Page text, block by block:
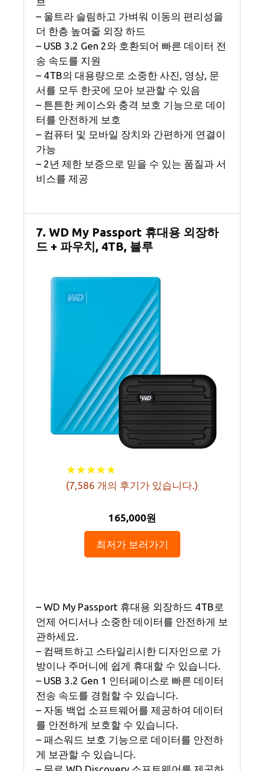
– 울트라 슬림하고 가벼워 이동의 편리성을
더 한층 높여줄 외장 하드
– USB 3.2 Gen 2와 호환되어 빠른 데이터 전
송 속도를 지원
– 4TB의 대용량으로 소중한 사진, 영상, 문
서를 모두 한곳에 모아 보관할 수 있음
– 튼튼한 케이스와 충격 보호 기능으로 데이
터를 안전하게 보호
– 컴퓨터 및 모바일 장치와 간편하게 연결이
가능
– 2년 제한 보증으로 믿을 수 있는 품질과 서
비스를 제공
7. WD My Passport 휴대용 외장하
드 + 파우치, 4TB, 블루
★★★★★
★★★★★
(7,586 개의 후기가 있습니다.)
165,000원
최저가 보러가기
– WD My Passport 휴대용 외장하드 4TB로
언제 어디서나 소중한 데이터를 안전하게 보
관하세요.
– 컴팩트하고 스타일리시한 디자인으로 가
방이나 주머니에 쉽게 휴대할 수 있습니다.
– USB 3.2 Gen 1 인터페이스로 빠른 데이터
전송 속도를 경험할 수 있습니다.
– 자동 백업 소프트웨어를 제공하여 데이터
를 안전하게 보호할 수 있습니다.
– 패스워드 보호 기능으로 데이터를 안전하
게 보관할 수 있습니다.
– 무료 WD Discovery 소프트웨어를 제공하